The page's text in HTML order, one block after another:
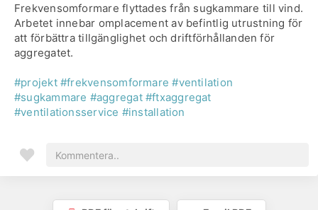
Frekvensomformare flyttades från sugkammare till vind.
Arbetet innebar omplacement av befintlig utrustning för
att förbättra tillgänglighet och driftförhållanden för
aggregatet.
#projekt #frekvensomformare #ventilation
#sugkammare #aggregat #ftxaggregat
#ventilationsservice #installation